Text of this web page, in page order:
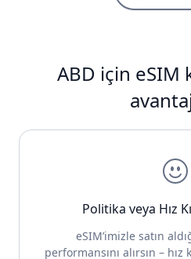
ABD için eSIM
Politika veya Hız
eSIM’imizle satın
performansını alırsın – hız